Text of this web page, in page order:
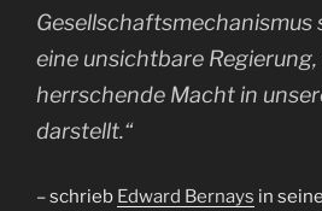
Gesellschaftsmechanismus
eine unsichtbare
herrschende Macht in
darstellt.“
– schrieb Edward Bernays in